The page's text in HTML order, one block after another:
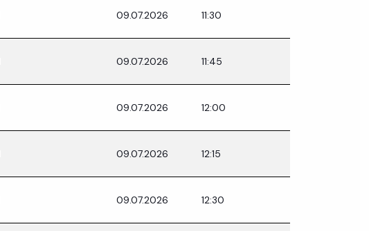
09.07.2026 11:30
09.07.2026 11:45
09.07.2026 12:00
09.07.2026 12:15
09.07.2026 12:30